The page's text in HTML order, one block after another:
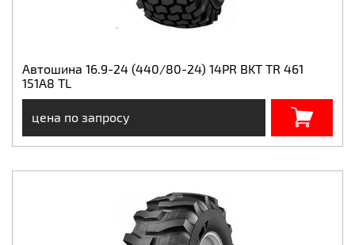
Автошина 16.9-24 (440/80-24) 14PR BKT TR 461
151A8 TL
цена по запросу